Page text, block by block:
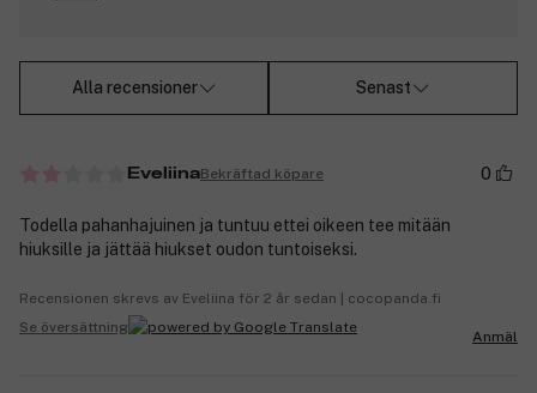
Alla recensioner Senast
EveliinaBekräftad köpare 0
Todella pahanhajuinen ja tuntuu ettei oikeen tee mitään
hiuksille ja jättää hiukset oudon tuntoiseksi.
Recensionen skrevs av Eveliina för 2 år sedan | cocopanda.fi
Se översättning
Anmäl